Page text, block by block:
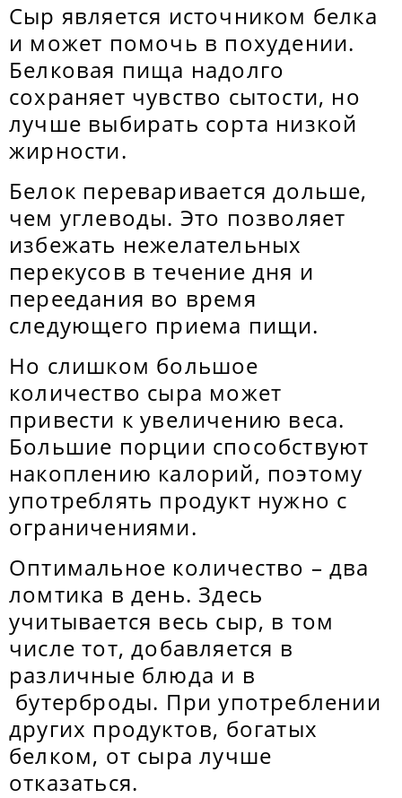
Сыр является источником белка
и может помочь в похудении.
Белковая пища надолго
сохраняет чувство сытости, но
лучше выбирать сорта низкой
жирности.
Белок переваривается дольше,
чем углеводы. Это позволяет
избежать нежелательных
перекусов в течение дня и
переедания во время
следующего приема пищи.
Но слишком большое
количество сыра может
привести к увеличению веса.
Большие порции способствуют
накоплению калорий, поэтому
употреблять продукт нужно с
ограничениями.
Оптимальное количество – два
ломтика в день. Здесь
учитывается весь сыр, в том
числе тот, добавляется в
различные блюда и в
бутерброды. При употреблении
других продуктов, богатых
белком, от сыра лучше
отказаться.